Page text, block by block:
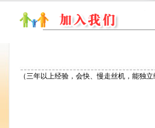
（三年以上经验，会快、慢走丝机，能独